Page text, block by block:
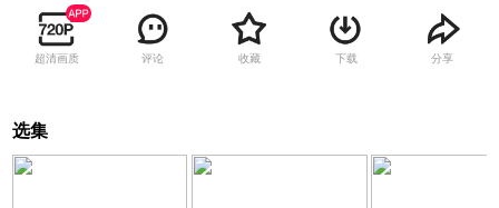
超清画质 评论 收藏 下载 分享
选集